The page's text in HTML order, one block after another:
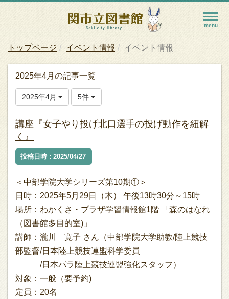
トップページ イベント情報 イベント情報
2025年4月の記事一覧
2025年4月 5件
講座『女子やり投げ北口選手の投げ動作を紐解
く』
投稿日時 : 2025/04/27
＜中部学院大学シリーズ第10期①＞
日時：2025年5月29日（木） 午後13時30分～15時
場所：わかくさ・プラザ学習情報館1階 「森のはなれ
（図書館多目的室)」
講師：瀧川 寛子 さん（中部学院大学助教/陸上競技
部監督/日本陸上競技連盟科学委員
/日本パラ陸上競技連盟強化スタッフ）
対象：一般（要予約)
定員：20名